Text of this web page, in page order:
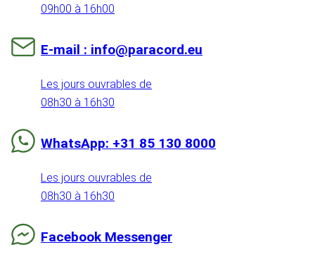
09h00 à 16h00
E-mail : info@paracord.eu
Les jours ouvrables de
08h30 à 16h30
WhatsApp: +31 85 130 8000
Les jours ouvrables de
08h30 à 16h30
Facebook Messenger